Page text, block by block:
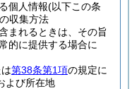
個人情報(以下この条
の収集方法
まれるときは、その旨
的に提供する場合に
第38条第1項の規定に
よび所在地